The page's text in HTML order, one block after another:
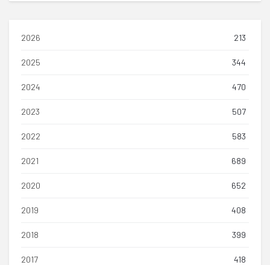
2026 213
2025 344
2024 470
2023 507
2022 583
2021 689
2020 652
2019 408
2018 399
2017 418